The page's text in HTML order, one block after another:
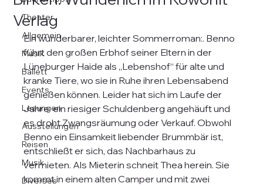
Theater
Allgemein
Musik
Ballett
Events
Lesungen
Ausstellungen
Reisen
Musik
Diverses
Verlag
Ein wunderbarer, leichter Sommerroman:. Benno
führt den großen Erbhof seiner Eltern in der
Lüneburger Haide als „Lebenshof“ für alte und
kranke Tiere, wo sie in Ruhe ihren Lebensabend
genießen können. Leider hat sich im Laufe der
Jahre  ein riesiger Schuldenberg angehäuft und
es droht Zwangsräumung oder Verkauf. Obwohl
Benno ein Einsamkeit liebender Brummbär ist,
entschließt er sich, das Nachbarhaus zu
vermieten. Als Mieterin schneit Thea herein. Sie
kommt in einem alten Camper und mit zwei